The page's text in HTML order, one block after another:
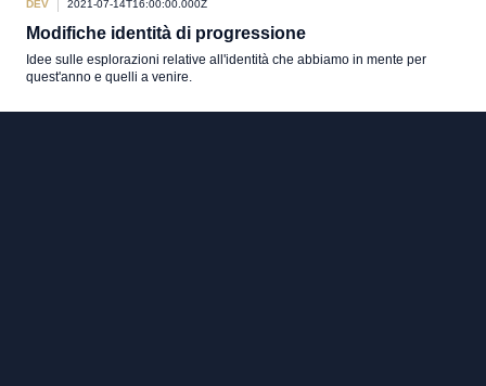
DEV 2021-07-14T16:00:00.000Z
Modifiche identità di progressione
Idee sulle esplorazioni relative all'identità che abbiamo in mente per
quest'anno e quelli a venire.